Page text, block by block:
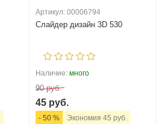
Артикул: 00006794
Слайдер дизайн 3D 530
Наличие: много
90 руб.
45 руб.
- 50 % Экономия 45 руб.